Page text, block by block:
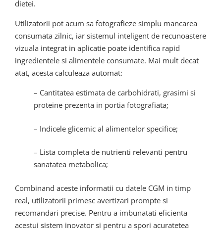
dietei.
Utilizatorii pot acum sa fotografieze simplu mancarea
consumata zilnic, iar sistemul inteligent de recunoastere
vizuala integrat in aplicatie poate identifica rapid
ingredientele si alimentele consumate. Mai mult decat
atat, acesta calculeaza automat:
– Cantitatea estimata de carbohidrati, grasimi si
proteine prezenta in portia fotografiata;
– Indicele glicemic al alimentelor specifice;
– Lista completa de nutrienti relevanti pentru
sanatatea metabolica;
Combinand aceste informatii cu datele CGM in timp
real, utilizatorii primesc avertizari prompte si
recomandari precise. Pentru a imbunatati eficienta
acestui sistem inovator si pentru a spori acuratetea